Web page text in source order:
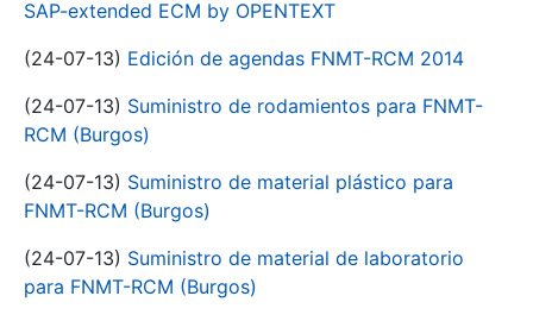
SAP-extended ECM by OPENTEXT
(24-07-13) Edición de agendas FNMT-RCM 2014
(24-07-13) Suministro de rodamientos para FNMT-
RCM (Burgos)
(24-07-13) Suministro de material plástico para
FNMT-RCM (Burgos)
(24-07-13) Suministro de material de laboratorio
para FNMT-RCM (Burgos)